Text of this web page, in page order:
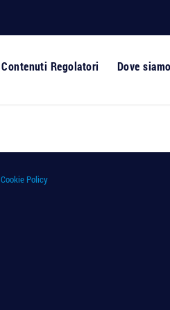
Contenuti Regolatori Dove
Cookie Policy